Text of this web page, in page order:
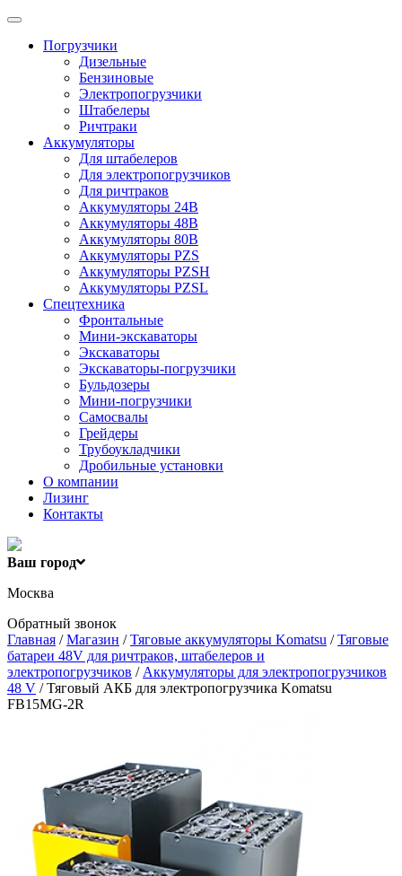
Погрузчики
Дизельные
Бензиновые
Электропогрузчики
Штабелеры
Ричтраки
Аккумуляторы
Для штабелеров
Для электропогрузчиков
Для ричтраков
Аккумуляторы 24В
Аккумуляторы 48В
Аккумуляторы 80В
Аккумуляторы PZS
Аккумуляторы PZSH
Аккумуляторы PZSL
Спецтехника
Фронтальные
Мини-экскаваторы
Экскаваторы
Экскаваторы-погрузчики
Бульдозеры
Мини-погрузчики
Самосвалы
Грейдеры
Трубоукладчики
Дробильные установки
О компании
Лизинг
Контакты
Ваш город
Москва
Обратный звонок
Главная /Магазин /Тяговые аккумуляторы Komatsu /Тяговые
батареи 48V для ричтраков, штабелеров и
электропогрузчиков / Аккумуляторы для электропогрузчиков
48 V / Тяговый АКБ для электропогрузчика Komatsu
FB15MG-2R